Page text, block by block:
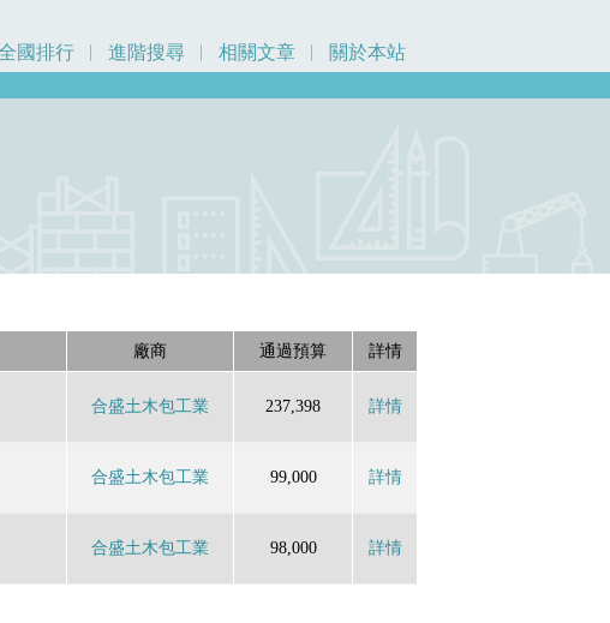
國排行 進階搜尋 相關文章 關於本站
廠商 通過預算 詳情
合盛土木包工業 237,398 詳情
合盛土木包工業 99,000 詳情
合盛土木包工業 98,000 詳情